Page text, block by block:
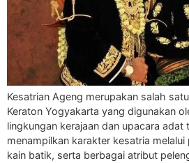
Kesatrian Ageng merupakan salah
Keraton Yogyakarta yang digunakan
lingkungan kerajaan dan upacara adat
menampilkan karakter kesatria
kain batik, serta berbagai atribut